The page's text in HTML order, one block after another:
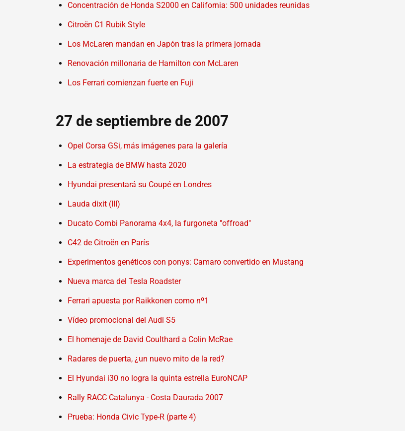
Concentración de Honda S2000 en California: 500 unidades reunidas
Citroën C1 Rubik Style
Los McLaren mandan en Japón tras la primera jornada
Renovación millonaria de Hamilton con McLaren
Los Ferrari comienzan fuerte en Fuji
27 de septiembre de 2007
Opel Corsa GSi, más imágenes para la galería
La estrategia de BMW hasta 2020
Hyundai presentará su Coupé en Londres
Lauda dixit (III)
Ducato Combi Panorama 4x4, la furgoneta "offroad"
C42 de Citroën en París
Experimentos genéticos con ponys: Camaro convertido en Mustang
Nueva marca del Tesla Roadster
Ferrari apuesta por Raikkonen como nº1
Vídeo promocional del Audi S5
El homenaje de David Coulthard a Colin McRae
Radares de puerta, ¿un nuevo mito de la red?
El Hyundai i30 no logra la quinta estrella EuroNCAP
Rally RACC Catalunya - Costa Daurada 2007
Prueba: Honda Civic Type-R (parte 4)